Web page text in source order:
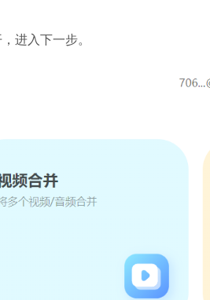
进入下一步。